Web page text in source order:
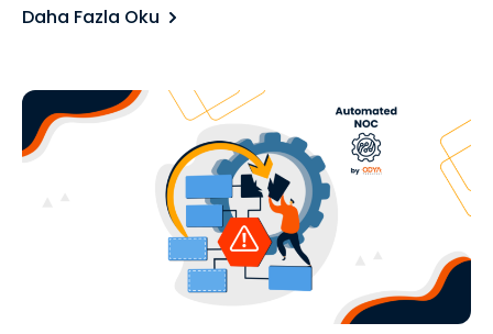
Daha Fazla Oku